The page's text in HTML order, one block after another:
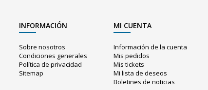
INFORMACIÓN
Sobre nosotros
Condiciones generales
Política de privacidad
Sitemap
MI CUENTA
Información de la cuenta
Mis pedidos
Mis tickets
Mi lista de deseos
Boletines de noticias